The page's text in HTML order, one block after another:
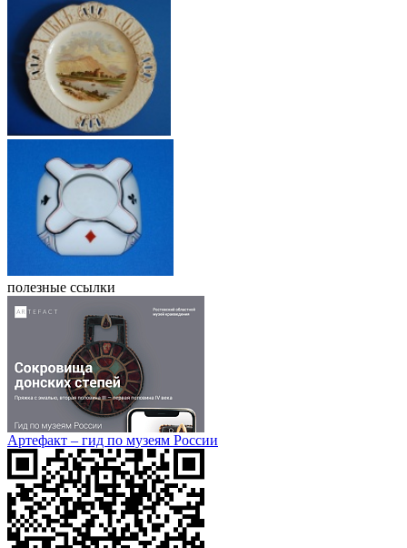
полезные ссылки
Артефакт – гид по музеям России